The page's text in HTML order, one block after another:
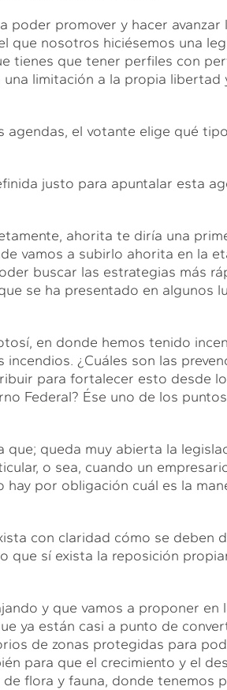
poder promover y hacer avanzar
que nosotros hiciésemos una
tienes que tener perfiles con
limitación a la propia libertad
agendas, el votante elige qué
justo para apuntalar esta
ahorita te diría una
vamos a subirlo ahorita en la
buscar las estrategias más
se ha presentado en algunos
en donde hemos tenido
¿Cuáles son las
para fortalecer esto desde
Federal? Ése uno de los
queda muy abierta la
o sea, cuando un
por obligación cuál es la
con claridad cómo se deben
que sí exista la reposición
y que vamos a proponer en
ya están casi a punto de
de zonas protegidas para
para que el crecimiento y el
flora y fauna, donde tenemos